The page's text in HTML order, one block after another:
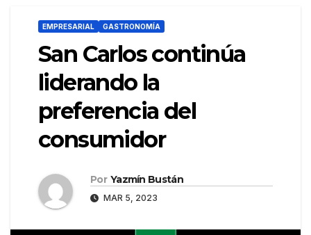
EMPRESARIAL GASTRONOMÍA
San Carlos continúa
liderando la
preferencia del
consumidor
Por Yazmín Bustán
MAR 5, 2023